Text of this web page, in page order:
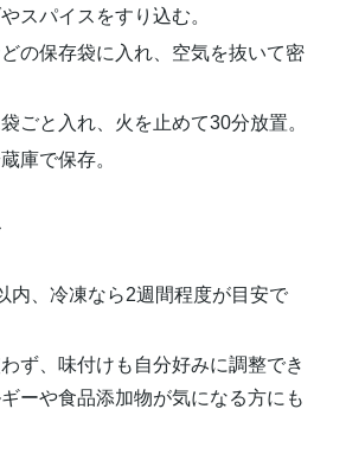
スパイスをすり込む。
の保存袋に入れ、空気を抜いて密
ごと入れ、火を止めて30分放置。
庫で保存。
内、冷凍なら2週間程度が目安で
ず、味付けも自分好みに調整でき
ーや食品添加物が気になる方にも